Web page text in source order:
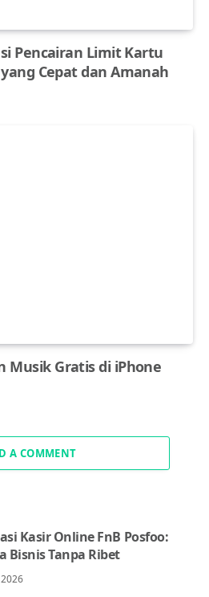
Pencairan Limit Kartu
Cepat dan Amanah
Musik Gratis di iPhone
A COMMENT
Kasir Online FnB Posfoo:
Bisnis Tanpa Ribet